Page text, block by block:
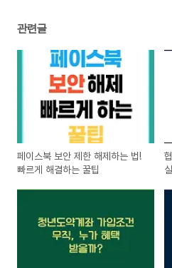
관련글
페이스북 보안 제한 해제하는 법!
빠르게 해결하는 꿀팁